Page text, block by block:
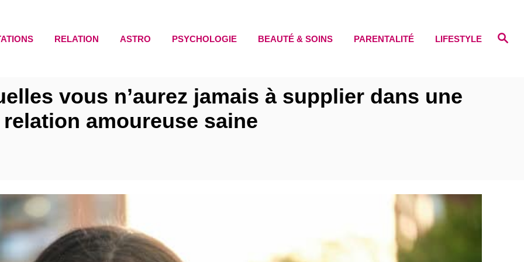
S
RELATION ASTRO PSYCHOLOGIE BEAUTÉ & SOINS PARENTALITÉ LIFESTYLE
vous n’aurez jamais à supplier dans une
relation amoureuse saine